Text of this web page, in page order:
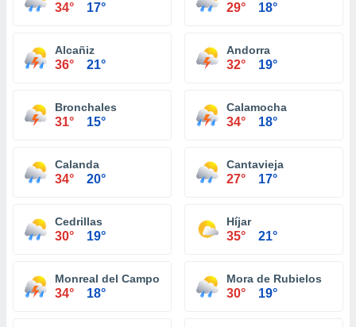
34° 17° 29° 18°
Alcañiz
36° 21°
Andorra
32° 19°
Bronchales
31° 15°
Calamocha
34° 18°
Calanda
34° 20°
Cantavieja
27° 17°
Cedrillas
30° 19°
Híjar
35° 21°
Monreal del Campo
34° 18°
Mora de Rubielos
30° 19°